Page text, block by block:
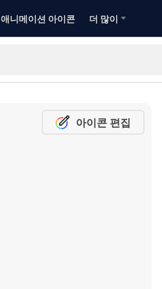
애니메이션 아이콘 더 많이
아이콘 편집